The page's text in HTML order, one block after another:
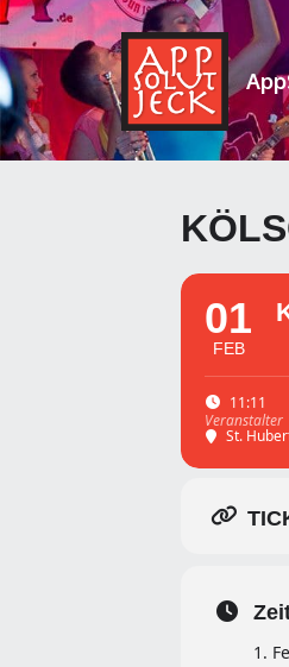
11:11
Veranstalter
St.
01
FEB
1.